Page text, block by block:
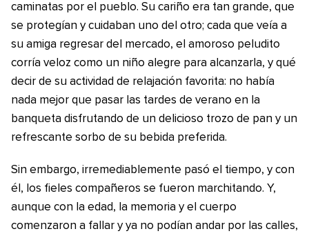
caminatas por el pueblo. Su cariño era tan grande, que
se protegían y cuidaban uno del otro; cada que veía a
su amiga regresar del mercado, el amoroso peludito
corría veloz como un niño alegre para alcanzarla, y qué
decir de su actividad de relajación favorita: no había
nada mejor que pasar las tardes de verano en la
banqueta disfrutando de un delicioso trozo de pan y un
refrescante sorbo de su bebida preferida.
Sin embargo, irremediablemente pasó el tiempo, y con
él, los fieles compañeros se fueron marchitando. Y,
aunque con la edad, la memoria y el cuerpo
comenzaron a fallar y ya no podían andar por las calles,